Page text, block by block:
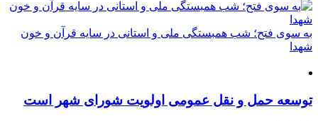
به سوی فتح؛ شب همبستگی ملی و استانی در سایه قرآن و خون
شهدا
توسعه حمل و نقل عمومی اولویت شورای شهر است